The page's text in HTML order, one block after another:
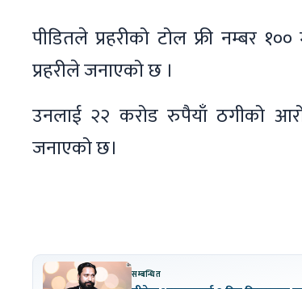
पीडितले प्रहरीको टोल फ्री नम्बर
प्रहरीले जनाएको छ ।
उनलाई २२ करोड रुपैयाँ ठगीको
जनाएको छ।
सम्बन्धित